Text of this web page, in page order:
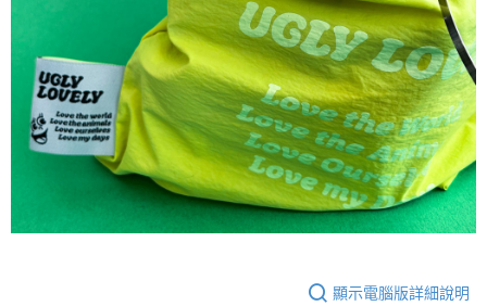
顯示電腦版詳細說明